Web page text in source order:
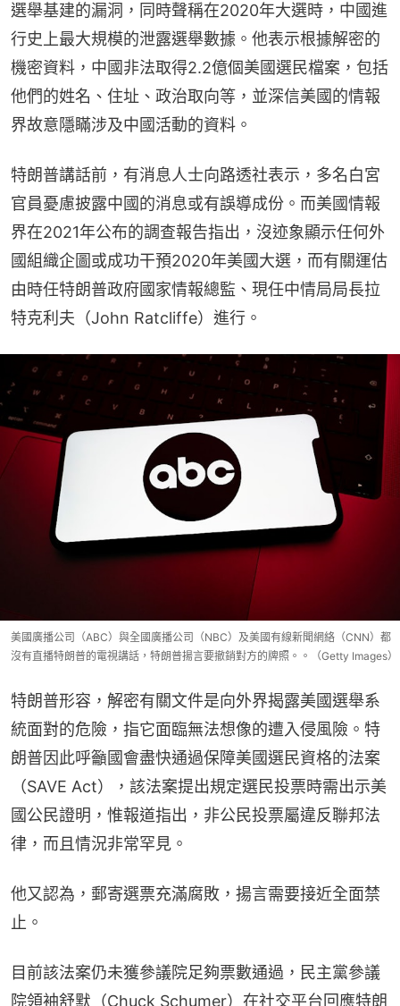
選舉基建的漏洞，同時聲稱在2020年大選時，中國進
行史上最大規模的泄露選舉數據。他表示根據解密的
機密資料，中國非法取得2.2億個美國選民檔案，包括
他們的姓名、住址、政治取向等，並深信美國的情報
界故意隱瞞涉及中國活動的資料。
特朗普講話前，有消息人士向路透社表示，多名白宮
官員憂慮披露中國的消息或有誤導成份。而美國情報
界在2021年公布的調查報告指出，沒迹象顯示任何外
國組織企圖或成功干預2020年美國大選，而有關運估
由時任特朗普政府國家情報總監、現任中情局局長拉
特克利夫（John Ratcliffe）進行。
美國廣播公司（ABC）與全國廣播公司（NBC）及美國有線新聞網絡（CNN）都
沒有直播特朗普的電視講話，特朗普揚言要撤銷對方的牌照。。（Getty Images）
特朗普形容，解密有關文件是向外界揭露美國選舉系
統面對的危險，指它面臨無法想像的遭入侵風險。特
朗普因此呼籲國會盡快通過保障美國選民資格的法案
（SAVE Act），該法案提出規定選民投票時需出示美
國公民證明，惟報道指出，非公民投票屬違反聯邦法
律，而且情況非常罕見。
他又認為，郵寄選票充滿腐敗，揚言需要接近全面禁
止。
目前該法案仍未獲參議院足夠票數通過，民主黨參議
院領袖舒默（Chuck Schumer）在社交平台回應特朗